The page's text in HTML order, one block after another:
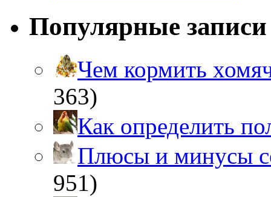
Популярные записи
Чем кормить
363)
Как определить
Плюсы и минусы
951)